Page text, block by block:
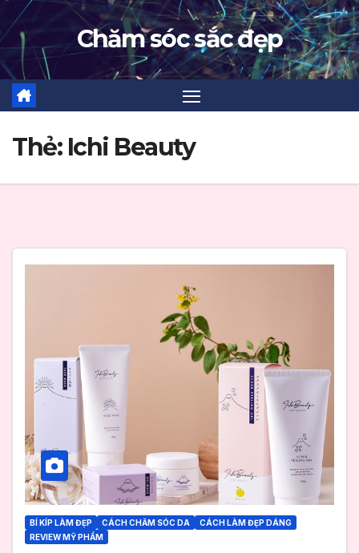
Skip
to
content
Chăm sóc sắc đẹp
Thẻ: Ichi Beauty
BÍ KÍP LÀM ĐẸP CÁCH CHĂM SÓC DA
CÁCH LÀM ĐẸP DÁNG
REVIEW MỸ PHẨM